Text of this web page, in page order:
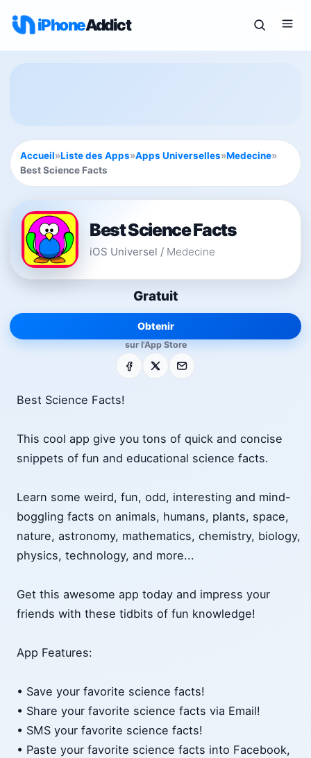
iPhoneAddict
Accueil»Liste des Apps»Apps Universelles»Medecine»
Best Science Facts
Best Science Facts
iOS Universel / Medecine
Gratuit
Obtenir
sur l'App Store
Facebook E-mail
Best Science Facts!
This cool app give you tons of quick and concise
snippets of fun and educational science facts.
Learn some weird, fun, odd, interesting and mind-
boggling facts on animals, humans, plants, space,
nature, astronomy, mathematics, chemistry, biology,
physics, technology, and more...
Get this awesome app today and impress your
friends with these tidbits of fun knowledge!
App Features:
• Save your favorite science facts!
• Share your favorite science facts via Email!
• SMS your favorite science facts!
• Paste your favorite science facts into Facebook,